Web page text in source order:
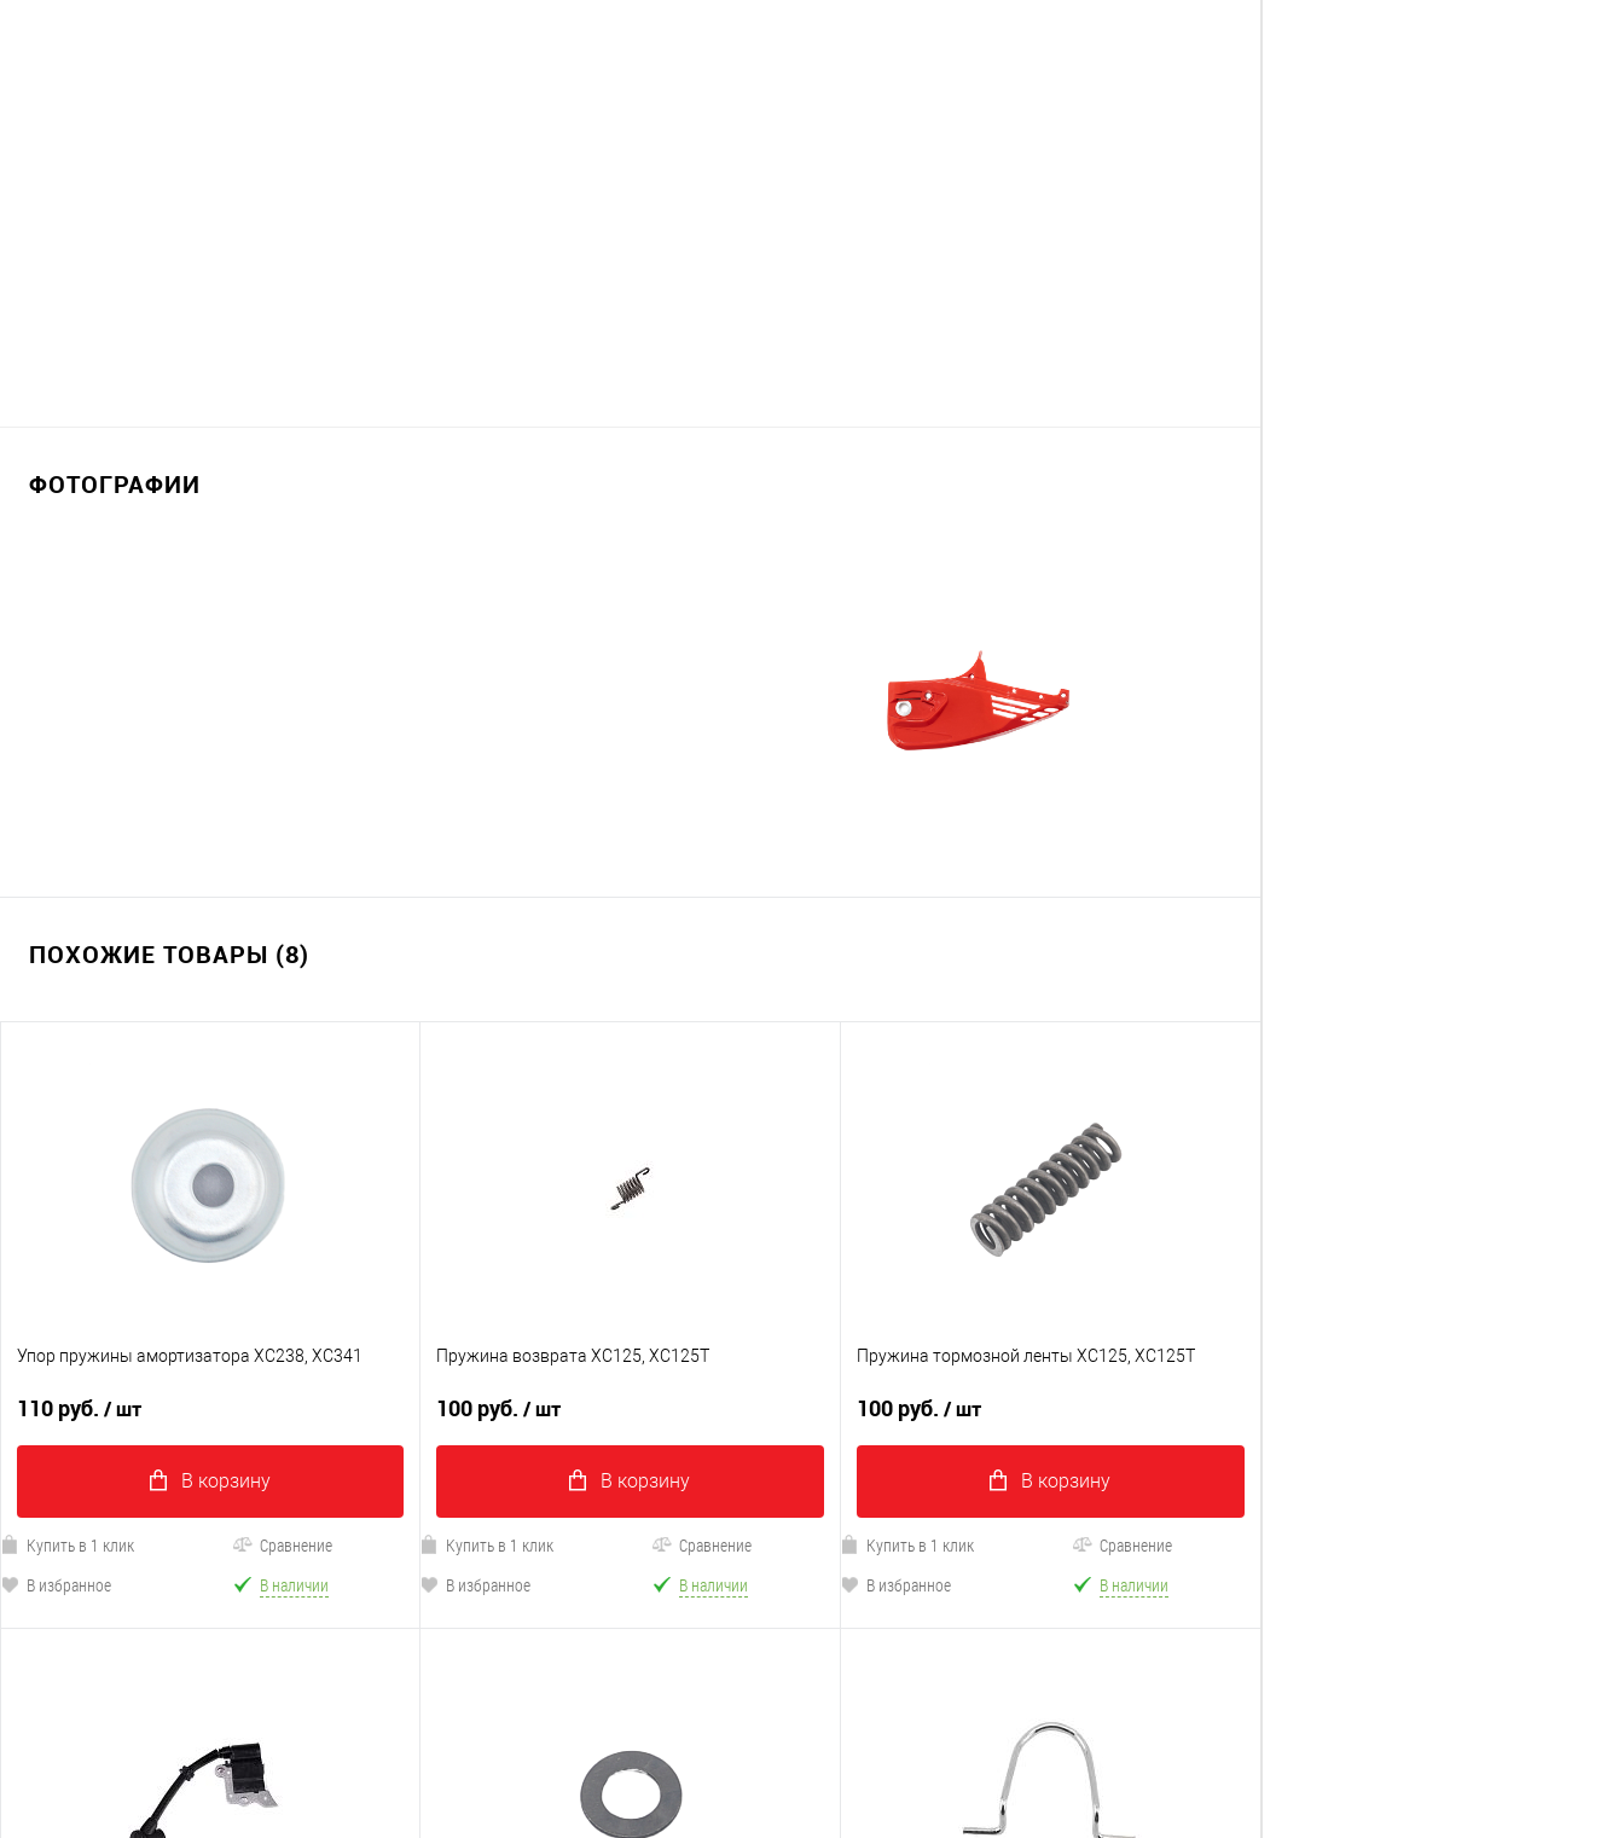
ФОТОГРАФИИ
ПОХОЖИЕ ТОВАРЫ (8)
Упор пружины амортизатора XC238, XC341
110 руб. / шт
В корзину
Купить в 1 клик
Сравнение
В избранное
В наличии
Пружина возврата XC125, XC125T
100 руб./ шт
В корзину
Купить в 1 клик
Сравнение
В избранное
В наличии
Пружина тормозной ленты XC125, XC125T
100 руб. / шт
В корзину
Купить в 1 клик
Сравнение
В избранное
В наличии